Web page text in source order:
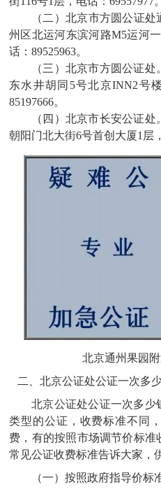
（二）‌北京市方圆公证
州区北运河东滨河路M5运河
话：89525963。
（三）北京市方圆公证
东水井胡同5号北京INN2号
85197666。
（四）北京市长安公证
朝阳门北大街6号首创大厦1层
北京通州果园
二、北京公证处公证一次多
北京公证处公证一次多少
类型的公证，收费标准不同
费，有的按照市场调节价标
常见公证收费标准告诉大家，
（一）按照政府指导价标